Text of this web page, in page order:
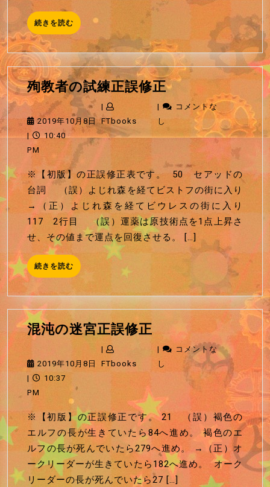
続きを読む 続
き
読
む
殉教者の試練正誤修正殉
教
者
の
練
正
誤
修
正
2019年10月8日2019
年
8
日
|
FTbooksFTbooks
|
コメントな
し
|
10:40
PM
※【初版】の正誤修正表です。 50 セアッドの
台詞 （誤）よじれ森を経てビストフの街に入り
→（正）よじれ森を経てビウレスの街に入り
117 2行目 （誤）運薬は原技術点を1点上昇さ
せ、その値まで運点を回復させる。 […]
続きを読む 続
き
読
む
混沌の迷宮正誤修正混
沌
の
迷
正
誤
修
正
2019年10月8日 2019
8
日
|
FTbooksFTbooks
|
コメントな
し
|
10:37
PM
※【初版】の正誤修正です。 21 （誤）褐色の
エルフの長が生きていたら84へ進め。 褐色のエ
ルフの長が死んでいたら279へ進め。 →（正）オ
ークリーダーが生きていたら182へ進め。 オーク
リーダーの長が死んでいたら27 […]